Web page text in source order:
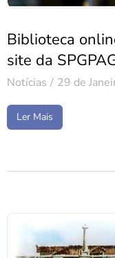
Biblioteca
site da
Notícias 29 de
Ler Mais